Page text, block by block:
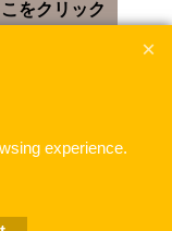
をクリック
experience.